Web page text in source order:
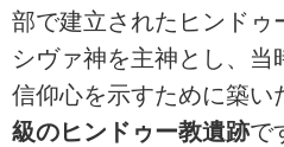
部で建立されたヒンドゥ
シヴァ神を主神とし、当
信仰心を示すために築い
級のヒンドゥー教遺跡で